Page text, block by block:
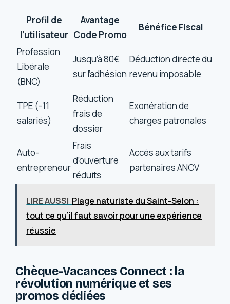
Profil de
l’utilisateur
Avantage
Code Promo
Bénéfice Fiscal
Profession
Libérale
(BNC)
Jusqu’à 80€
sur l’adhésion
Déduction directe du
revenu imposable
TPE (-11
salariés)
Réduction
frais de
dossier
Exonération de
charges patronales
Auto-
entrepreneur
Frais
d’ouverture
réduits
Accès aux tarifs
partenaires ANCV
LIRE AUSSI Plage naturiste du Saint-Selon :
tout ce qu’il faut savoir pour une expérience
réussie
Chèque-Vacances Connect : la
révolution numérique et ses
promos dédiées